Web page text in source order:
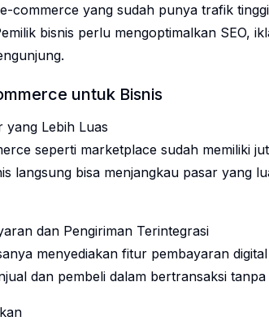
commerce yang sudah punya trafik
bisnis perlu mengoptimalkan SEO,
untuk Bisnis
yang Lebih Luas
seperti marketplace sudah memiliki
langsung bisa menjangkau pasar yang
dan Pengiriman Terintegrasi
menyediakan fitur pembayaran
dan pembeli dalam bertransaksi